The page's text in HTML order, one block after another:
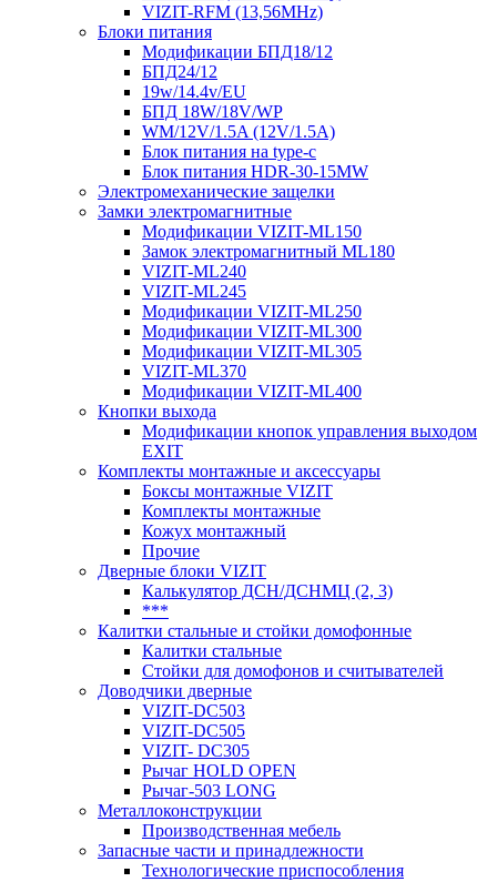
VIZIT-RFM (13,56MHz)
Блоки питания
Модификации БПД18/12
БПД24/12
19w/14.4v/EU
БПД 18W/18V/WP
WM/12V/1.5A (12V/1.5A)
Блок питания на type-c
Блок питания HDR-30-15MW
Электромеханические защелки
Замки электромагнитные
Модификации VIZIT-ML150
Замок электромагнитный ML180
VIZIT-ML240
VIZIT-ML245
Модификации VIZIT-ML250
Модификации VIZIT-ML300
Модификации VIZIT-ML305
VIZIT-ML370
Модификации VIZIT-ML400
Кнопки выхода
Модификации кнопок управления выходом
EXIT
Комплекты монтажные и аксессуары
Боксы монтажные VIZIT
Комплекты монтажные
Кожух монтажный
Прочие
Дверные блоки VIZIT
Калькулятор ДСН/ДСНМЦ (2, 3)
***
Калитки стальные и стойки домофонные
Калитки стальные
Стойки для домофонов и считывателей
Доводчики дверные
VIZIT-DC503
VIZIT-DC505
VIZIT- DC305
Рычаг HOLD OPEN
Рычаг-503 LONG
Металлоконструкции
Производственная мебель
Запасные части и принадлежности
Технологические приспособления